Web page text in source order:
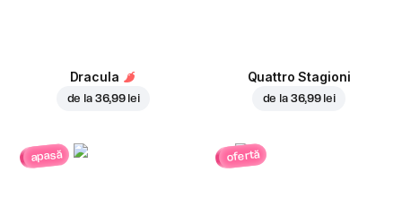
Dracula
de la 36,99 lei
Quattro Stagioni
de la 36,99 lei
apasă ofertă